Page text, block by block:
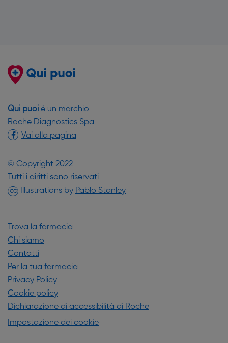
Qui puoi è un marchio
Roche Diagnostics Spa
Vai alla pagina
© Copyright 2022
Tutti i diritti sono riservati
CC Illustrations by Pablo Stanley(si apre in una nuova
Trova la farmacia
Chi siamo
Contatti
Per la tua farmacia
Privacy Policy
Cookie policy
Dichiarazione di accessibilità di Roche
Impostazione dei cookie